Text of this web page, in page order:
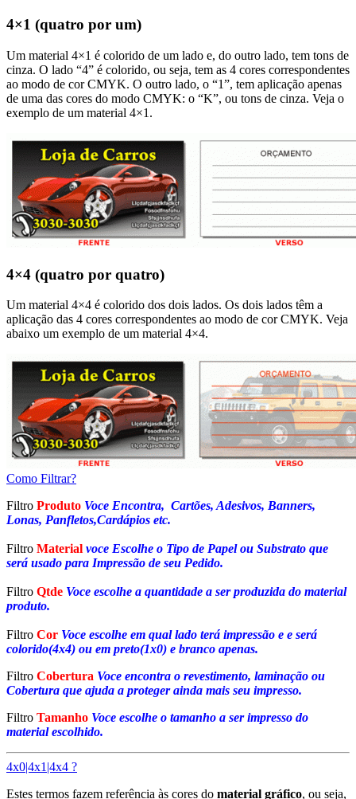
4×1 (quatro por um)
Um material 4×1 é colorido de um lado e, do outro lado, tem tons de
cinza. O lado “4” é colorido, ou seja, tem as 4 cores correspondentes
ao modo de cor CMYK. O outro lado, o “1”, tem aplicação apenas
de uma das cores do modo CMYK: o “K”, ou tons de cinza. Veja o
exemplo de um material 4×1.
4×4 (quatro por quatro)
Um material 4×4 é colorido dos dois lados. Os dois lados têm a
aplicação das 4 cores correspondentes ao modo de cor CMYK. Veja
abaixo um exemplo de um material 4×4.
Como Filtrar?
Filtro Produto Voce Encontra, Cartões, Adesivos, Banners,
Lonas, Panfletos,Cardápios etc.
Filtro Material voce Escolhe o Tipo de Papel ou Substrato que
será usado para Impressão de seu Pedido.
Filtro Qtde Voce escolhe a quantidade a ser produzida do material
produto.
Filtro Cor Voce escolhe em qual lado terá impressão e e será
colorido(4x4) ou em preto(1x0) e branco apenas.
Filtro Cobertura Voce encontra o revestimento, laminação ou
Cobertura que ajuda a proteger ainda mais seu impresso.
Filtro Tamanho Voce escolhe o tamanho a ser impresso do
material escolhido.
4x0|4x1|4x4 ?
Estes termos fazem referência às cores do material gráfico, ou seja,